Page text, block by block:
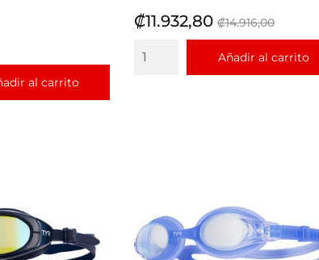
al carrito
Precio
₡11.932,80 Precio
base
₡14.916,00
Añadir al carrito